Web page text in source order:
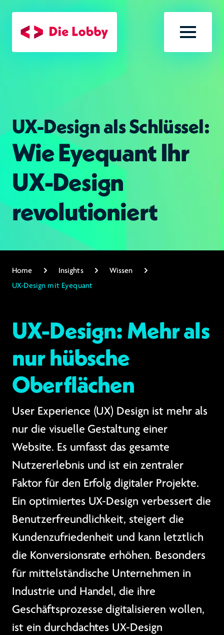
Menü
UX-Design als Schlüssel:
Wie Eyequant Ihr
UX-Design
revolutioniert
Home Insights
Wissen
UX-Design mit Eyequant
UX-Design: Mehr als
nur hübsche
Oberflächen
User Experience (UX) Design ist mehr als
nur die visuelle Gestaltung einer
Website. Es umfasst das gesamte
Nutzererlebnis und ist ein zentraler
Faktor für den Erfolg digitaler Projekte.
Ein optimiertes UX-Design verbessert die
Benutzerfreundlichkeit, steigert die
Kundenzufriedenheit und kann letztlich
die Konversionsrate erhöhen. Besonders
für mittelständische Unternehmen in
Industrie und Handel, die ihre
Geschäftsprozesse digitalisieren wollen,
ist ein durchdachtes UX-Design